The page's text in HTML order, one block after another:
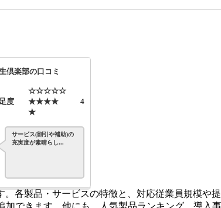
倶楽部の口コミ
度
☆☆☆☆☆
★★★★
★
4
サービス(割引や補助)の
充実度が素晴らし...
各製品・サービスの特徴と、対応従業員規模や
できます。他にも、人気製品ランキング、導入